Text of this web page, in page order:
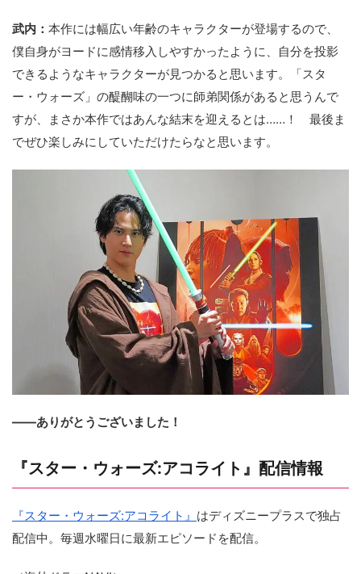
武内： 本作には幅広い年齢のキャラクターが登場するので、
僕自身がヨードに感情移入しやすかったように、自分を投影
できるようなキャラクターが見つかると思います。「スタ
ー・ウォーズ」の醍醐味の一つに師弟関係があると思うんで
すが、まさか本作ではあんな結末を迎えるとは……！ 最後ま
でぜひ楽しみにしていただけたらなと思います。
――ありがとうございました！
『スター・ウォーズ:アコライト』配信情報
『スター・ウォーズ:アコライト』 はディズニープラスで独占
配信中。毎週水曜日に最新エピソードを配信。